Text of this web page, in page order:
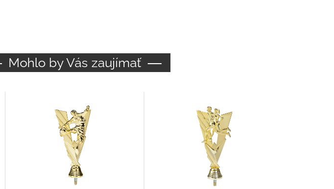
Mohlo by Vás zaujímať